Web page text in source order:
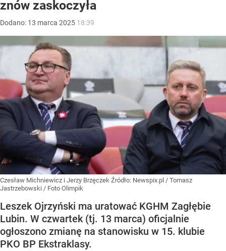
znów zaskoczyła
Dodano: 13 marca 2025 18:39
Czesław Michniewicz i Jerzy Brzęczek Źródło: Newspix.pl / Tomasz
Jastrzebowski / Foto Olimpik
Leszek Ojrzyński ma uratować KGHM Zagłębie
Lubin. W czwartek (tj. 13 marca) oficjalnie
ogłoszono zmianę na stanowisku w 15. klubie
PKO BP Ekstraklasy.